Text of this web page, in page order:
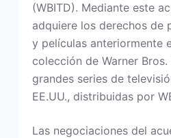
(WBITD). Mediante este
adquiere los derechos de
y películas anteriormente
colección de Warner
grandes series de
EE.UU., distribuidas por
Las negociaciones del